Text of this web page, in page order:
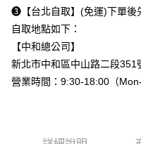
３．未成年的使用者請事先徵得
「AFTEE先享後付」，若未經同
任。
４．使用「AFTEE先享後付」時
時審查核予不同之上限額度；若
請求用戶進行身份認證。
５．嚴禁一人註冊多個帳號或使
➌【台北自取】(免運)下單後
自取地點如下：
【中和總公司】
新北市中和區中山路二段351
營業時間：9:30-18:00（Mon-